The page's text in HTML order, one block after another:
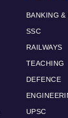
BANKING
SSC
RAILWAYS
TEACHING
DEFENCE
UPSC